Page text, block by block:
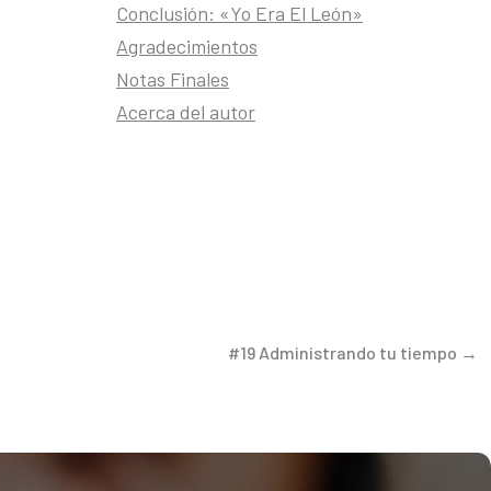
Conclusión: «Yo Era El León»
Agradecimientos
Notas Finales
Acerca del autor
#19 Administrando tu tiempo →